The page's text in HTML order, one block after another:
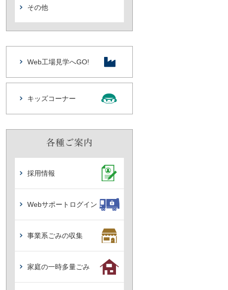
その他
Web工場見学へGO!
キッズコーナー
採用情報
Webサポートログイン
事業系ごみの収集
家庭の一時多量ごみ